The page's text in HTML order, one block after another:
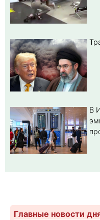
В
Главные новости